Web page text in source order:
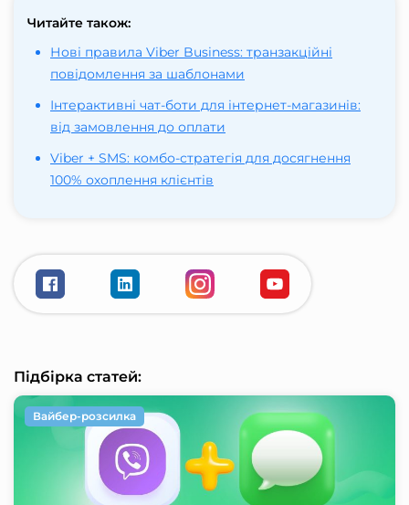
Читайте також:
Нові правила Viber Business: транзакційні
повідомлення за шаблонами
Інтерактивні чат-боти для інтернет-магазинів:
від замовлення до оплати
Viber + SMS: комбо-стратегія для досягнення
100% охоплення клієнтів
Підбірка статей:
Вайбер-розсилка